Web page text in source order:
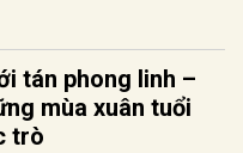
tán phong linh –
mùa xuân tuổi
trò